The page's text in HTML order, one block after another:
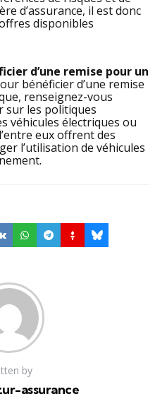
d’assurance, il est donc
disponibles
d’une remise pour un
bénéficier d’une remise
renseignez-vous
sur les politiques
véhicules électriques ou
eux offrent des
l’utilisation de véhicules
by
assurance